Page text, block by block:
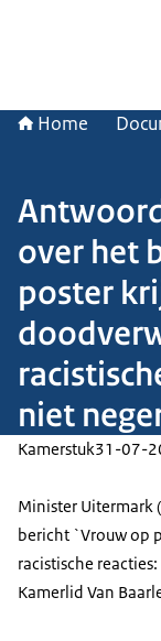
Home
over het
poster
niet
Kamerstuk31-07-
Minister Uitermark
bericht `Vrouw op
racistische
Kamerlid Van